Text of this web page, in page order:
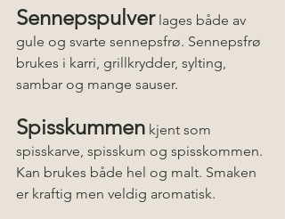
Sennepspulver lages både av
gule og svarte sennepsfrø. Sennepsfrø
brukes i karri, grillkrydder, sylting,
sambar og mange sauser.
Spisskummen kjent som
spisskarve, spisskum og spisskommen.
Kan brukes både hel og malt. Smaken
er kraftig men veldig aromatisk.